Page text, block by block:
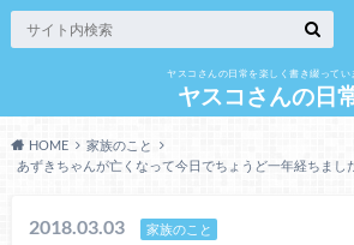
ヤスコさんの日常を楽しく書き綴ってい
ヤスコさんの日
HOME
家族のこと
あずきちゃんが亡くなって今日でちょうど一年経ちまし
2018.03.03 家族のこと